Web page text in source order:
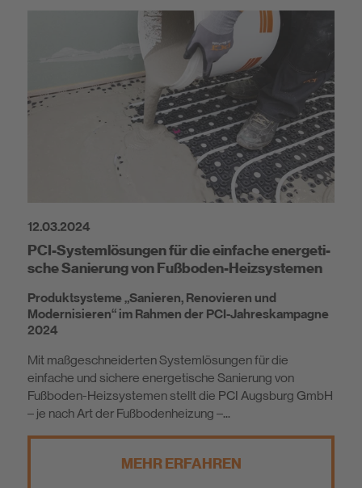
12.03.2024
PCI-Systemlösungen für die einfache energeti-
sche Sanierung von Fußboden-Heizsystemen
Produktsysteme „Sanieren, Renovieren und
Modernisieren“ im Rahmen der PCI-Jahreskampagne
2024
Mit maßgeschneiderten Systemlösungen für die
einfache und sichere energetische Sanierung von
Fußboden-Heizsystemen stellt die PCI Augsburg GmbH
– je nach Art der Fußbodenheizung –...
MEHR ERFAHREN